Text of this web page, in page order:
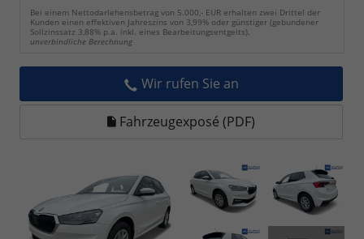
Bei einem Nettodarlehensbetrag von 5.000,- EUR erhalten zwei Drittel der
Kunden einen effektiven Jahreszins von 3,99% oder günstiger (gebundener
Sollzinssatz 3,88% p.a. inkl. eines Bearbeitungsentgelts).
unverbindliche Berechnung
Wir rufen Sie an
Fahrzeugexposé (PDF)